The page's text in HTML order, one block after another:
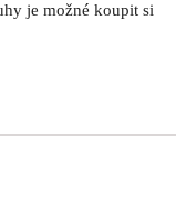
je možné koupit si